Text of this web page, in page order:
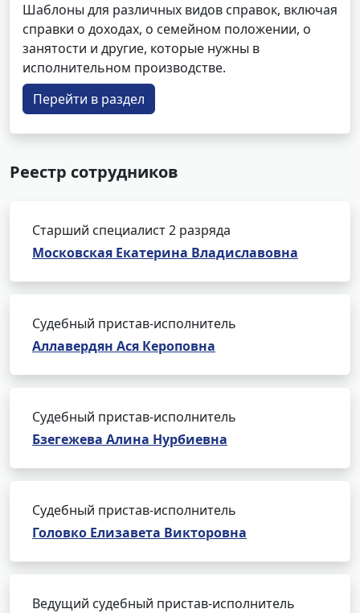
Шаблоны для различных видов справок, включая
справки о доходах, о семейном положении, о
занятости и другие, которые нужны в
исполнительном производстве.
Перейти в раздел
Реестр сотрудников
Старший специалист 2 разряда
Московская Екатерина Владиславовна
Судебный пристав-исполнитель
Аллавердян Ася Кероповна
Судебный пристав-исполнитель
Бзегежева Алина Нурбиевна
Судебный пристав-исполнитель
Головко Елизавета Викторовна
Ведущий судебный пристав-исполнитель